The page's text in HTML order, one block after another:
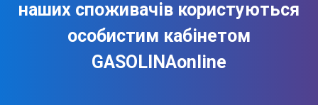
наших споживачів користуються
особистим кабінетом
GASOLINAonline